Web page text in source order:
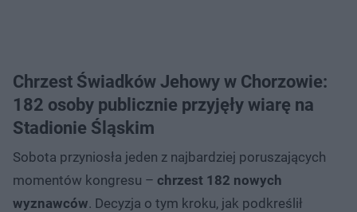
Chrzest Świadków Jehowy w Chorzowie:
182 osoby publicznie przyjęły wiarę na
Stadionie Śląskim
Sobota przyniosła jeden z najbardziej poruszających
momentów kongresu – chrzest 182 nowych
wyznawców. Decyzja o tym kroku, jak podkreślił